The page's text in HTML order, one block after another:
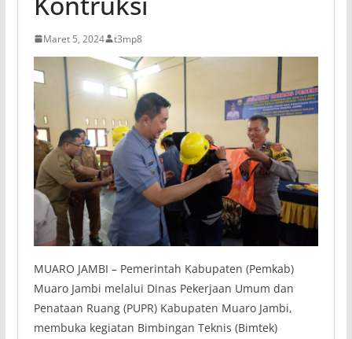
Maret 5, 2024 t3mp8
MUARO JAMBI – Pemerintah Kabupaten (Pemkab)
Muaro Jambi melalui Dinas Pekerjaan Umum dan
Penataan Ruang (PUPR) Kabupaten Muaro Jambi,
membuka kegiatan Bimbingan Teknis (Bimtek)